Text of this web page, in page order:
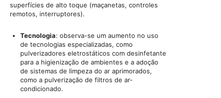
superfícies de alto toque (maçanetas, controles
remotos, interruptores).
Tecnologia: observa-se um aumento no uso
de tecnologias especializadas, como
pulverizadores eletrostáticos com desinfetante
para a higienização de ambientes e a adoção
de sistemas de limpeza do ar aprimorados,
como a pulverização de filtros de ar-
condicionado.